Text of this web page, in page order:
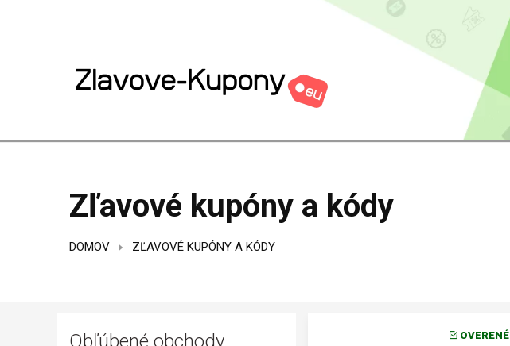
Zľavové kupóny a kódy
DOMOV ZĽAVOVÉ KUPÓNY A KÓDY
OVERENÉ
Obľúbené obchody